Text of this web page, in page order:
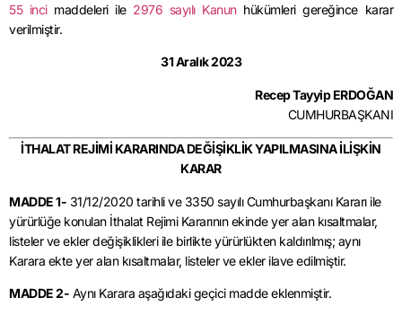
55 incimaddeleri ile 2976 sayılı Kanunhükümleri gereğince karar
verilmiştir.
31 Aralık 2023
Recep Tayyip ERDOĞAN
CUMHURBAŞKANI
İTHALAT REJİMİ KARARINDA DEĞİŞİKLİK YAPILMASINA İLİŞKİN
KARAR
MADDE 1- 31/12/2020 tarihli ve 3350 sayılı Cumhurbaşkanı Kararı ile
yürürlüğe konulan İthalat Rejimi Kararının ekinde yer alan kısaltmalar,
listeler ve ekler değişiklikleri ile birlikte yürürlükten kaldırılmış; aynı
Karara ekte yer alan kısaltmalar, listeler ve ekler ilave edilmiştir.
MADDE 2- Aynı Karara aşağıdaki geçici madde eklenmiştir.